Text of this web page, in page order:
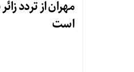
است